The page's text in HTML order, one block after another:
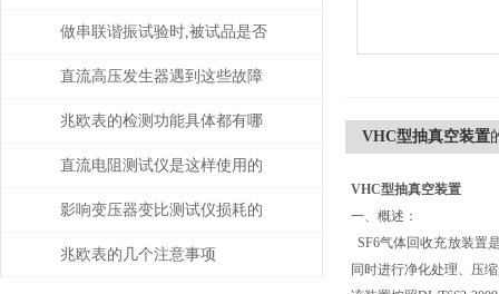
性能和特点
做串联谐振试验时,被试品是否
被击穿该如何判断？
直流高压发生器遇到这些故障
该如何处理？
兆欧表的检测功能具体都有哪
些？
直流电阻测试仪是这样使用的
吗？
影响变压器变比测试仪损耗的
主要因素是什么？
兆欧表的几个注意事项
VHC型抽真空装置
VHC型抽真空装置
一、概述：
SF6气体回收充放装置
同时进行净化处理、压